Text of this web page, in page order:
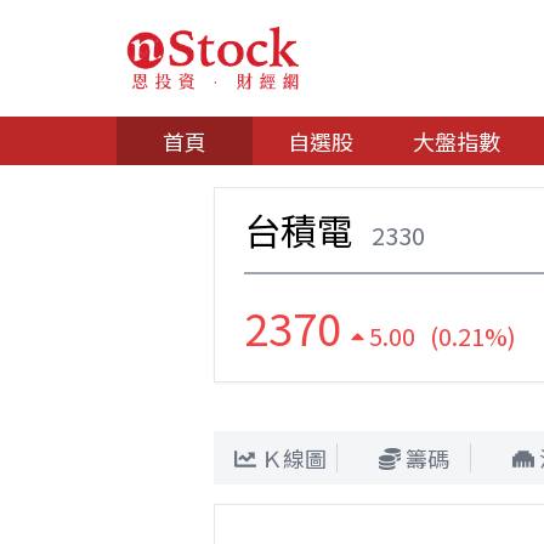
首頁 自選股 大盤指數
台積電 2330
2370 5.00 (0.21%)
Ｋ線圖 籌碼